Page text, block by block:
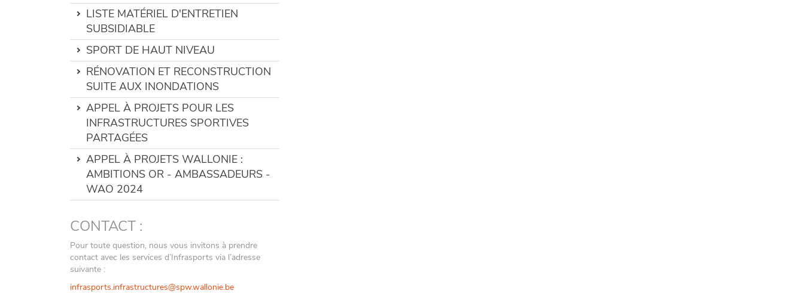
LISTE MATÉRIEL D'ENTRETIEN
SUBSIDIABLE
SPORT DE HAUT NIVEAU
RÉNOVATION ET RECONSTRUCTION
SUITE AUX INONDATIONS
APPEL À PROJETS POUR LES
INFRASTRUCTURES SPORTIVES
PARTAGÉES
APPEL À PROJETS WALLONIE :
AMBITIONS OR - AMBASSADEURS -
WAO 2024
CONTACT :
Pour toute question, nous vous invitons à prendre
contact avec les services d’Infrasports via l’adresse
suivante :
infrasports.infrastructures@spw.wallonie.be